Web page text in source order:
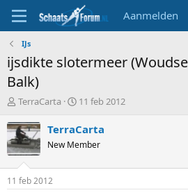
Aanmelden
IJs
ijsdikte slotermeer
Balk)
T
p
i
c
s
t
a
TerraCarta
S
a
t
t
11 feb 2012
TerraCarta
New Member
11 feb 2012